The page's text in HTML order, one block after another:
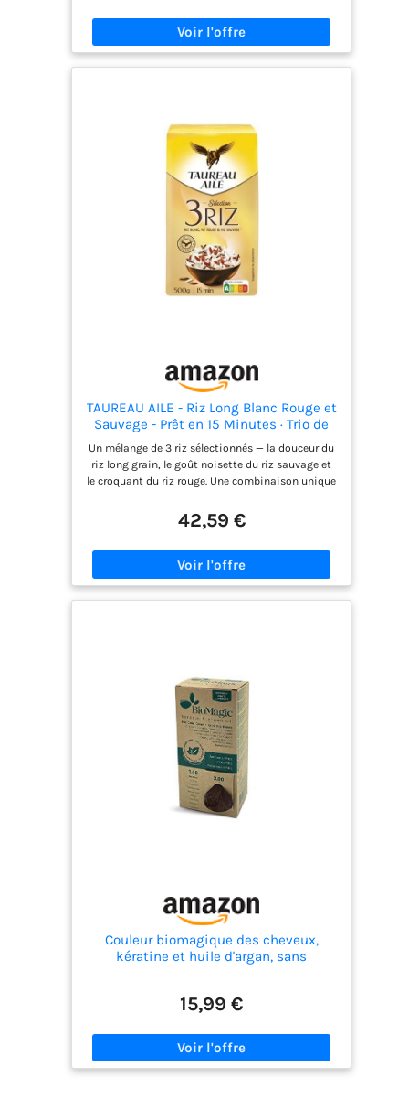
TAUREAU AILE - Riz Long Blanc Rouge et
Sauvage - Prêt en 15 Minutes · Trio de
Riz Colorés Alliance Goût et Nutrition -
le paquet de 500g - Le Lot De 4
Un mélange de 3 riz sélectionnés — la douceur du
riz long grain, le goût noisette du riz sauvage et
le croquant du riz rouge. Une combinaison unique
long grain étuvé (80%), riz rouge (10,5%), riz
sauvage (9,5%). Idéal en salade tiède avec une
poisson ou pour apporter de la couleur à une
assiette. Conservation : A conserver dans un
42,59 €
Couleur biomagique des cheveux,
kératine et huile d'argan, sans
intense) (Chatain foncé)
15,99 €